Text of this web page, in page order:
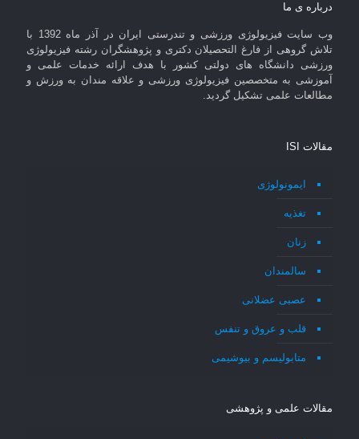
درباره ی ما
وب سایت فیزیولوژی ورزشی و تندرستی ایران در آذر ماه 1392 با
تلاش گروهی از فارغ التحصیلان دکتری و پژوهشگران رشته فیزیولوژی
ورزشی دانشگاه های دولتی کشور با هدف ارائه خدمات علمی و
آموزشی به متخصصین فیزیولوژی ورزشی و علاقه مندان به ورزش و
مطالعات علمی تشکیل گردید.
مقالات ISI
ایمونولوژی
تغذیه
زنان
سالمندان
عصبی عضلانی
قلب و عروق و تنفس
متابولیسم و بیوشیمی
مقالات علمی و پژوهشی